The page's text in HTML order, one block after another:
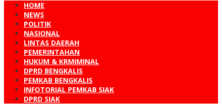
HOME
NEWS
POLITIK
NASIONAL
LINTAS DAERAH
PEMERINTAHAN
HUKUM & KRMIMINAL
DPRD BENGKALIS
PEMKAB BENGKALIS
INFOTORIAL PEMKAB SIAK
DPRD SIAK